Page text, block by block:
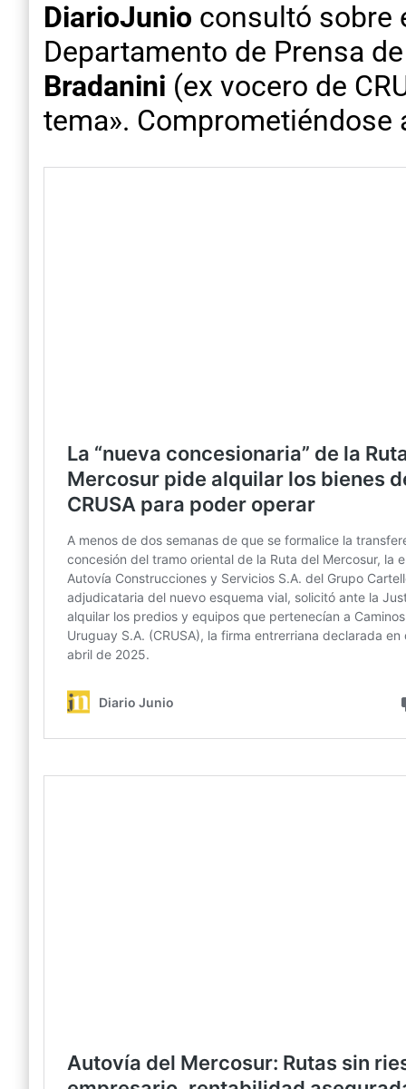
DiarioJunio consultó sobre
Departamento de Prensa
Bradanini (ex vocero de
tema». Comprometiéndose